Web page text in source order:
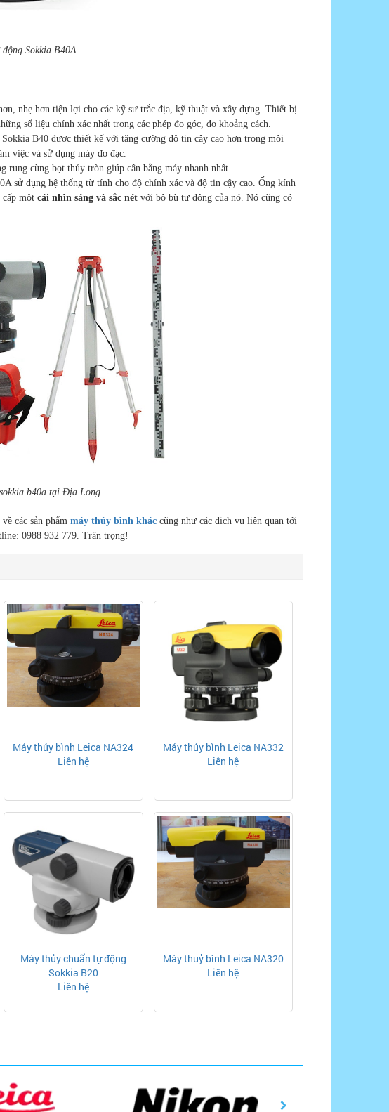
Sokkia B40A
nhẹ hơn tiện lợi cho các kỹ sư trắc địa, kỹ thuật và xây dựng. Thiết bị
số liệu chính xác nhất trong các phép đo góc, đo khoảng cách.
B40 được thiết kế với tăng cường độ tin cậy cao hơn trong môi
việc và sử dụng máy đo đạc.
rung cùng bọt thủy tròn giúp cân bằng máy nhanh nhất.
sử dụng hệ thống từ tính cho độ chính xác và độ tin cậy cao. Ống kính
một cái nhìn sáng và sắc nét với bộ bù tự động của nó. Nó cũng có
b40a tại Địa Long
các sản phẩm máy thủy bình khác cũng như các dịch vụ liên quan tới
0988 932 779. Trân trọng!
Máy thủy bình Leica NA324
Liên hệ
Máy thủy bình Leica NA332
Liên hệ
Máy thủy chuẩn tự động
Sokkia B20
Liên hệ
Máy thuỷ bình Leica NA320
Liên hệ